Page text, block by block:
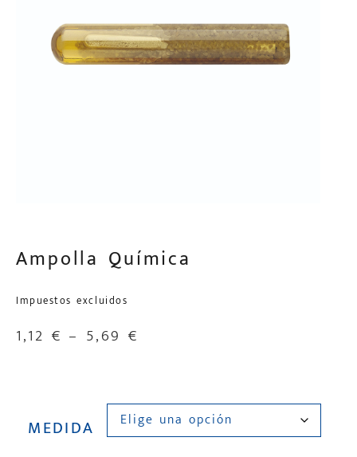
Ampolla Química
Impuestos excluidos
1,12 € – 5,69 €
MEDIDA